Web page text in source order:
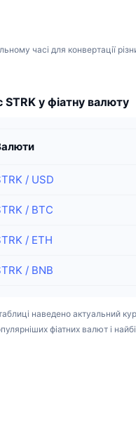
часі для конвертації
STRK у фіатну валюту
/ USD
/ BTC
/ ETH
/ BNB
наведено актуальний
фіатних валют і